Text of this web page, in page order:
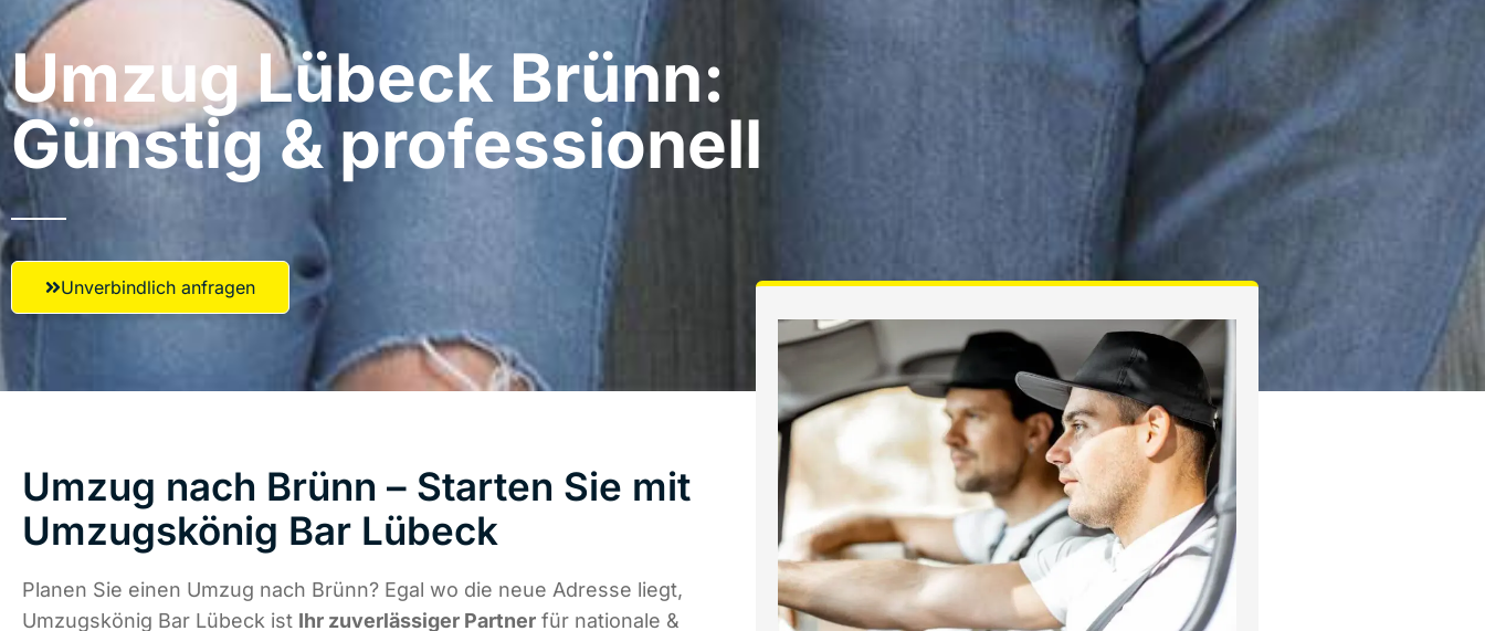
Umzug Lübeck​ Brünn:
Günstig & professionell​
Unverbindlich anfragen
Umzug nach Brünn – Starten Sie mit
Umzugskönig Bar Lübeck
Planen Sie einen Umzug nach Brünn? Egal wo die neue Adresse liegt,
Umzugskönig Bar Lübeck ist Ihr zuverlässiger Partner für nationale &